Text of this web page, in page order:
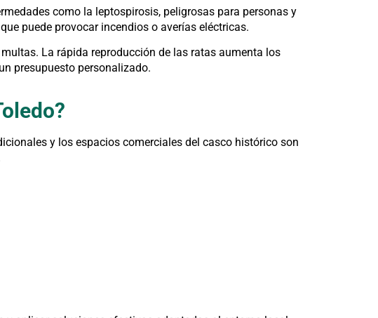
como la leptospirosis, peligrosas para personas y
puede provocar incendios o averías eléctricas.
La rápida reproducción de las ratas aumenta los
presupuesto personalizado.
y los espacios comerciales del casco histórico son